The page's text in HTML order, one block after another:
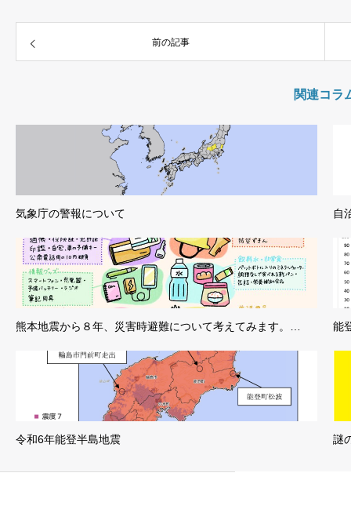
前の記事
関連コラ
気象庁の警報について 自
熊本地震から８年、災害時避難について考えてみます。… 能
令和6年能登半島地震 謎